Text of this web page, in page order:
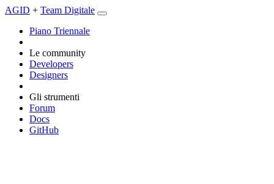
AGID + Team Digitale
Piano Triennale
Le community
Developers
Designers
Gli strumenti
Forum
Docs
GitHub